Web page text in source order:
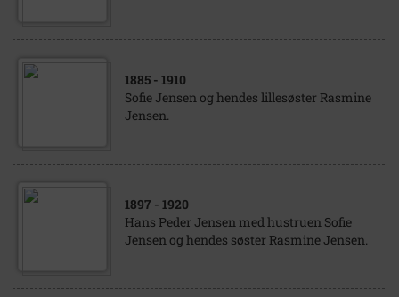
1885 - 1910
Sofie Jensen og hendes lillesøster Rasmine
Jensen.
1897 - 1920
Hans Peder Jensen med hustruen Sofie
Jensen og hendes søster Rasmine Jensen.